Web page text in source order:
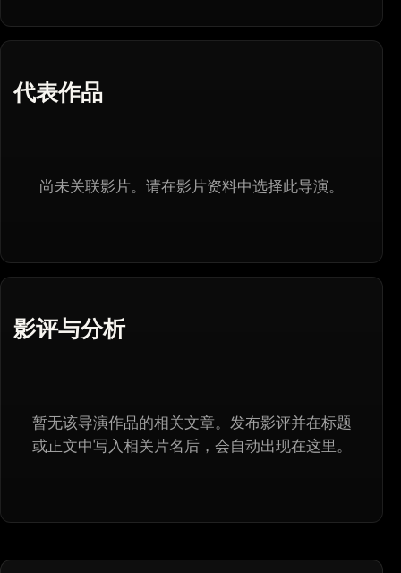
代表作品
尚未关联影片。请在影片资料中选择此导演。
影评与分析
暂无该导演作品的相关文章。发布影评并在标题
或正文中写入相关片名后，会自动出现在这里。